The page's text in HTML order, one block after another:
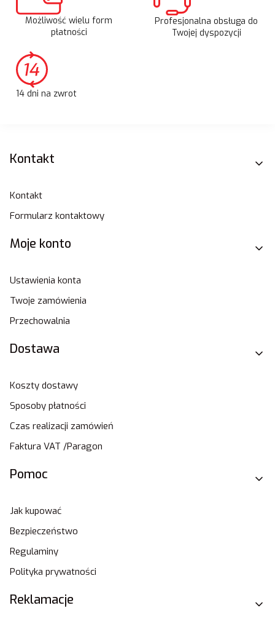
Możliwość wielu form
płatności
Profesjonalna obsługa do
Twojej dyspozycji
14 dni na zwrot
Linki w stopce
Kontakt
Kontakt
Formularz kontaktowy
Moje konto
Ustawienia konta
Twoje zamówienia
Przechowalnia
Dostawa
Koszty dostawy
Sposoby płatności
Czas realizacji zamówień
Faktura VAT /Paragon
Pomoc
Jak kupować
Bezpieczeństwo
Regulaminy
Polityka prywatności
Reklamacje